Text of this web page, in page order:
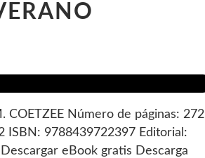
COETZEE Número de páginas: 272
ISBN: 9788439722397 Editorial:
eBook gratis Descarga